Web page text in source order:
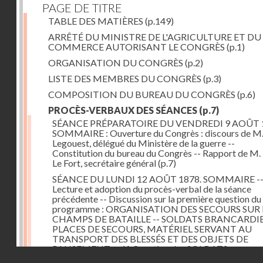
PAGE DE TITRE
TABLE DES MATIÈRES (p.149)
ARRÊTÉ DU MINISTRE DE L'AGRICULTURE ET DU
COMMERCE AUTORISANT LE CONGRÈS (p.1)
ORGANISATION DU CONGRÈS (p.2)
LISTE DES MEMBRES DU CONGRÈS (p.3)
COMPOSITION DU BUREAU DU CONGRÈS (p.6)
PROCÈS-VERBAUX DES SÉANCES (p.7)
SÉANCE PRÉPARATOIRE DU VENDREDI 9 AOÛT
SOMMAIRE : Ouverture du Congrès : discours de
Legouest, délégué du Ministère de la guerre --
Constitution du bureau du Congrès -- Rapport de M.
Le Fort, secrétaire général(p.7)
SÉANCE DU LUNDI 12 AOÛT 1878. SOMMAIRE --
Lecture et adoption du procès-verbal de la séance
précédente -- Discussion sur la première question du
programme : ORGANISATION DES SECOURS SUR
CHAMPS DE BATAILLE -- SOLDATS
PLACES DE SECOURS, MATÉRIEL SERVANT AU
TRANSPORT DES BLESSÉS ET DES OBJETS DE
PANSEMENT -- 1° Question des SOLDATS